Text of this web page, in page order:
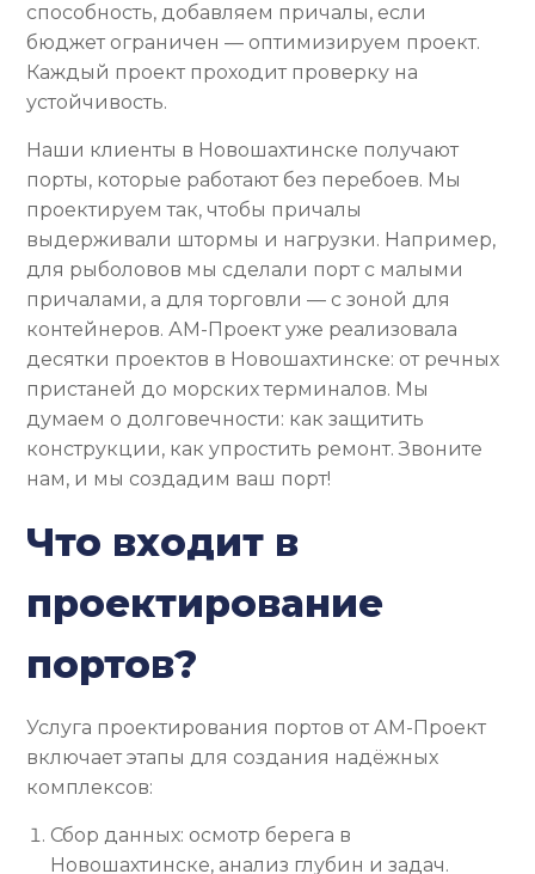
способность, добавляем причалы, если
бюджет ограничен — оптимизируем проект.
Каждый проект проходит проверку на
устойчивость.
Наши клиенты в Новошахтинске получают
порты, которые работают без перебоев. Мы
проектируем так, чтобы причалы
выдерживали штормы и нагрузки. Например,
для рыболовов мы сделали порт с малыми
причалами, а для торговли — с зоной для
контейнеров. АМ-Проект уже реализовала
десятки проектов в Новошахтинске: от речных
пристаней до морских терминалов. Мы
думаем о долговечности: как защитить
конструкции, как упростить ремонт. Звоните
нам, и мы создадим ваш порт!
Что входит в
проектирование
портов?
Услуга проектирования портов от АМ-Проект
включает этапы для создания надёжных
комплексов:
Сбор данных: осмотр берега в
Новошахтинске, анализ глубин и задач.